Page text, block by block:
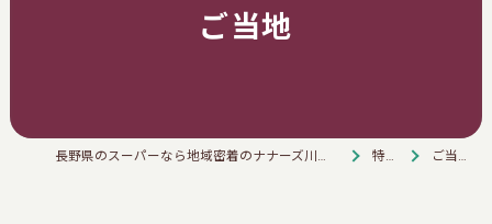
ご当地
長野県のスーパーなら地域密着のナナーズ川上店 特徴 ご当地